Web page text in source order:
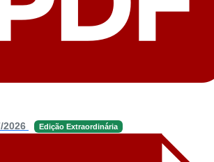
2026 Edição Extraordinária